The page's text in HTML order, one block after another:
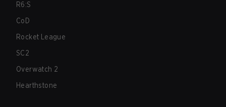
R6:S
CoD
Rocket League
SC2
Overwatch 2
Hearthstone